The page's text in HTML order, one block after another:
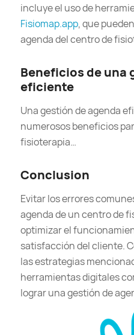
incluye el uso de
Fisiomap.app, que
agenda del centro de
Beneficios de una
eficiente
Una gestión de agenda
numerosos beneficios
fisioterapia…
Conclusion
Evitar los errores
agenda de un centro de
optimizar el
satisfacción del cliente.
las estrategias
herramientas digitales
lograr una gestión de